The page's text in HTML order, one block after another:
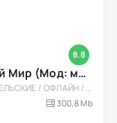
8.8
Toilet Fight Открытый Мир (Мод: много чипов, денег, все открыто, бессмертие, урон, 50+ читов)
АРКАДЫ / ОДНОПОЛЬЗОВАТЕЛЬСКИЕ / ОФЛАЙН / МОД / РОЛЕВЫЕ / ШУТЕРЫ / ОТКРЫТЫЙ МИР / ВСТРОЕННЫЙ КЕШ / 3D / ЭКШЕНЫ / ТУАЛЕТНЫЕ ВОЙНЫ / ДЛЯ ДЕТЕЙ
300,8 Mb